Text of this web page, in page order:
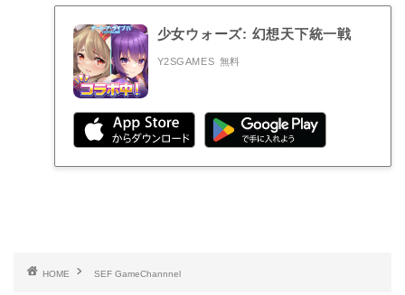
少女ウォーズ: 幻想天下統一戦
Y2SGAMES 無料
HOME SEF GameChannnel